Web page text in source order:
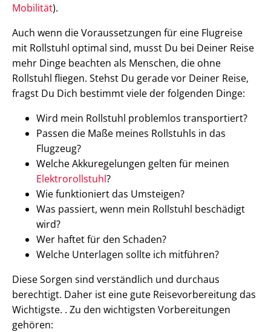
Mobilität).
Auch wenn die Voraussetzungen für eine Flugreise
mit Rollstuhl optimal sind, musst Du bei Deiner Reise
mehr Dinge beachten als Menschen, die ohne
Rollstuhl fliegen. Stehst Du gerade vor Deiner Reise,
fragst Du Dich bestimmt viele der folgenden Dinge:
Wird mein Rollstuhl problemlos transportiert?
Passen die Maße meines Rollstuhls in das
Flugzeug?
Welche Akkuregelungen gelten für meinen
Elektrorollstuhl?
Wie funktioniert das Umsteigen?
Was passiert, wenn mein Rollstuhl beschädigt
wird?
Wer haftet für den Schaden?
Welche Unterlagen sollte ich mitführen?
Diese Sorgen sind verständlich und durchaus
berechtigt. Daher ist eine gute Reisevorbereitung das
Wichtigste. . Zu den wichtigsten Vorbereitungen
gehören: